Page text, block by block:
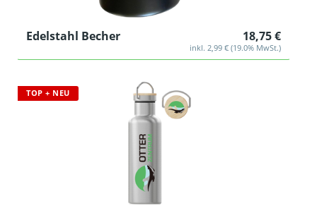
Edelstahl Becher 18,75 €
inkl. 2,99 € (19.0% MwSt.)
TOP + NEU